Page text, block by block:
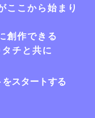
ここから始まり
創作できる
チと共に
スタートする